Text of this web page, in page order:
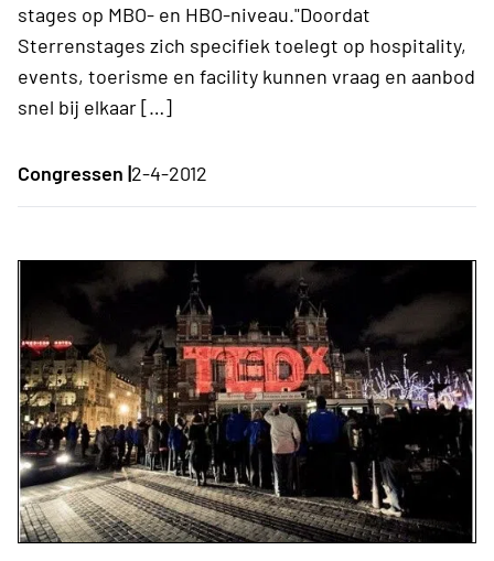
stages op MBO- en HBO-niveau."Doordat
Sterrenstages zich specifiek toelegt op hospitality,
events, toerisme en facility kunnen vraag en aanbod
snel bij elkaar […]
Congressen |2-4-2012